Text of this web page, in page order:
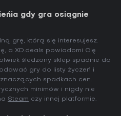
gdy gra osiągnie
grę, którą się interesujesz.
a XD.deals powiadomi Cię
śledzony sklep spadnie do
gry do listy życzeń i
spadkach cen.
minimów i nigdy nie
Steam czy innej platformie.